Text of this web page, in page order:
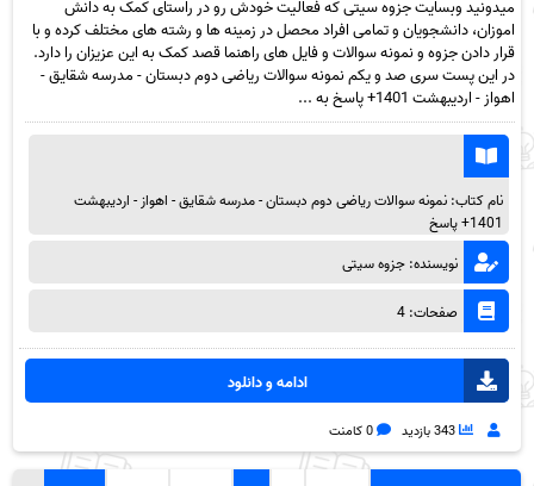
میدونید وبسایت جزوه سیتی که فعالیت خودش رو در راستای کمک به دانش
اموزان، دانشجویان و تمامی افراد محصل در زمینه ها و رشته های مختلف کرده و با
قرار دادن جزوه و نمونه سوالات و فایل های راهنما قصد کمک به این عزیزان را دارد.
در این پست سری صد و یکم نمونه سوالات ریاضی دوم دبستان - مدرسه شقایق -
اهواز - اردیبهشت 1401+ پاسخ به ...
نام کتاب: نمونه سوالات ریاضی دوم دبستان - مدرسه شقایق - اهواز - اردیبهشت
1401+ پاسخ
نویسنده: جزوه سیتی
صفحات: 4
ادامه و دانلود
343 بازدید 0 کامنت